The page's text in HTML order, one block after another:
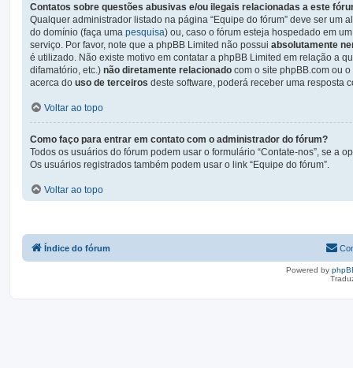
Contatos sobre questões abusivas e/ou ilegais relacionadas a este
Qualquer administrador listado na página “Equipe do fórum” deve ser
do domínio (faça uma pesquisa) ou, caso o fórum esteja hospedado em
serviço. Por favor, note que a phpBB Limited não possui absolutamente
é utilizado. Não existe motivo em contatar a phpBB Limited em relação a
difamatório, etc.) não diretamente relacionado com o site phpBB.com ou
acerca do uso de terceiros deste software, poderá receber uma resposta
Voltar ao topo
Como faço para entrar em contato com o administrador do fórum?
Todos os usuários do fórum podem usar o formulário “Contate-nos”, se a
Os usuários registrados também podem usar o link “Equipe do fórum”.
Voltar ao topo
Índice do fórum
Powered by